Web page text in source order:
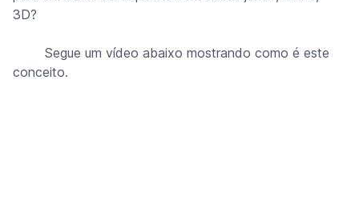
3D?
Segue um vídeo abaixo mostrando como é este
conceito.